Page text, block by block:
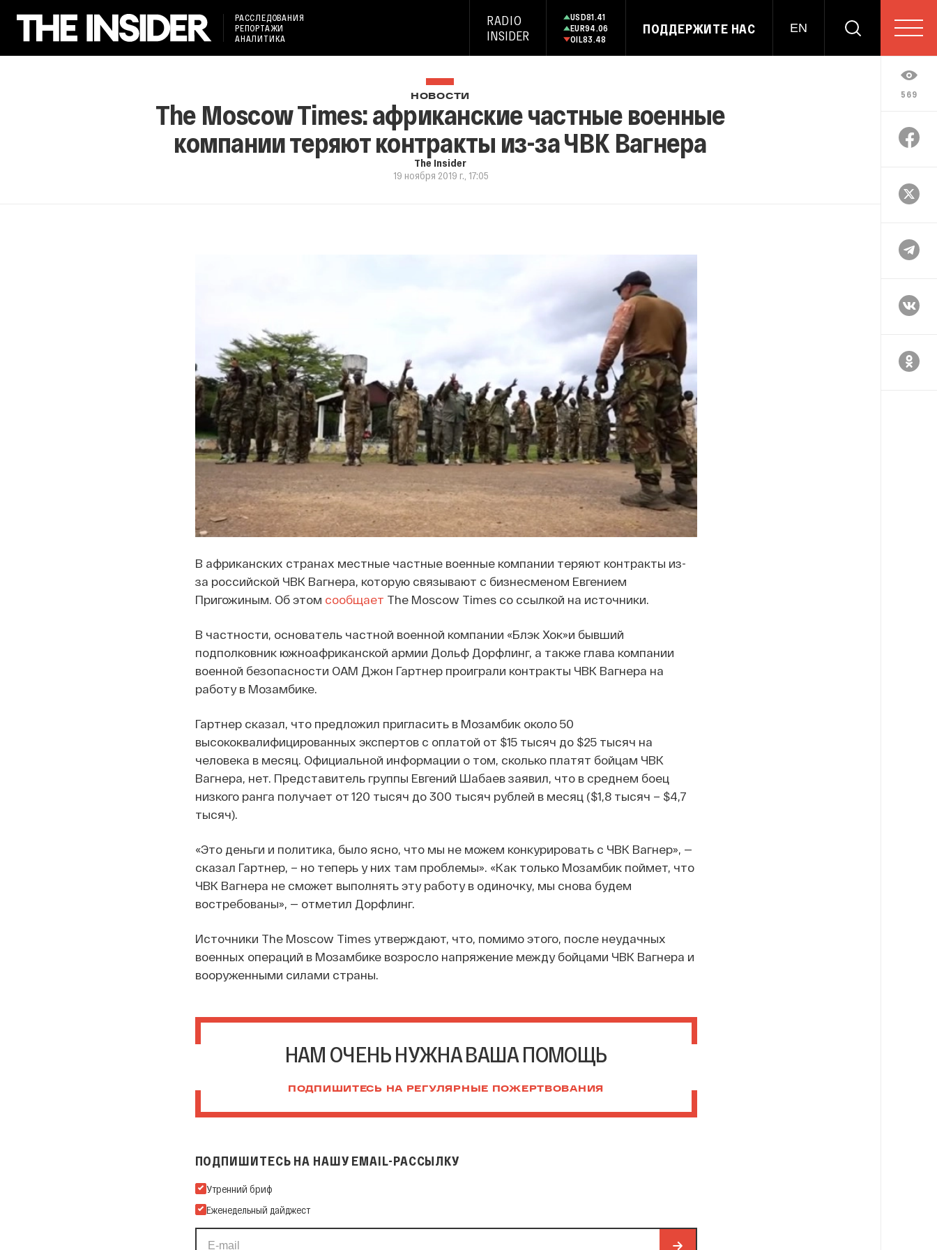
РАССЛЕДОВАНИЯ
РЕПОРТАЖИ
АНАЛИТИКА
RADIO
INSIDER
USD81.41
EUR94.06
OIL83.48
ПОДДЕРЖИТЕ НАС EN
569
НОВОСТИ
The Moscow Times: африканские частные военные
компании теряют контракты из-за ЧВК Вагнера
The Insider
19 ноября 2019 г., 17:05
В африканских странах местные частные военные компании теряют контракты из-
за российской ЧВК Вагнера, которую связывают с бизнесменом Евгением
Пригожиным. Об этом сообщает The Moscow Times со ссылкой на источники.
В частности, основатель частной военной компании «Блэк Хок»и бывший
подполковник южноафриканской армии Дольф Дорфлинг, а также глава компании
военной безопасности ОАМ Джон Гартнер проиграли контракты ЧВК Вагнера на
работу в Мозамбике.
Гартнер сказал, что предложил пригласить в Мозамбик около 50
высококвалифицированных экспертов с оплатой от $15 тысяч до $25 тысяч на
человека в месяц. Официальной информации о том, сколько платят бойцам ЧВК
Вагнера, нет. Представитель группы Евгений Шабаев заявил, что в среднем боец
низкого ранга получает от 120 тысяч до 300 тысяч рублей в месяц ($1,8 тысяч – $4,7
тысяч).
«Это деньги и политика, было ясно, что мы не можем конкурировать с ЧВК Вагнер», —
сказал Гартнер, – но теперь у них там проблемы». «Как только Мозамбик поймет, что
ЧВК Вагнера не сможет выполнять эту работу в одиночку, мы снова будем
востребованы», — отметил Дорфлинг.
Источники The Moscow Times утверждают, что, помимо этого, после неудачных
военных операций в Мозамбике возросло напряжение между бойцами ЧВК Вагнера и
вооруженными силами страны.
НАМ ОЧЕНЬ НУЖНА ВАША ПОМОЩЬ
ПОДПИШИТЕСЬ НА РЕГУЛЯРНЫЕ ПОЖЕРТВОВАНИЯ
ПОДПИШИТЕСЬ НА НАШУ EMAIL-РАССЫЛКУ
Подпишитесь на нашу Email-рассылку
Утренний бриф
Еженедельный дайджест